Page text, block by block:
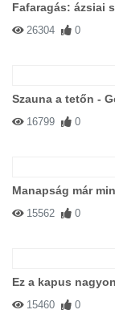
Fafaragás: ázsiai
26304 0
Szauna a tetőn -
16799 0
Manapság már
15562 0
Ez a kapus
15460 0